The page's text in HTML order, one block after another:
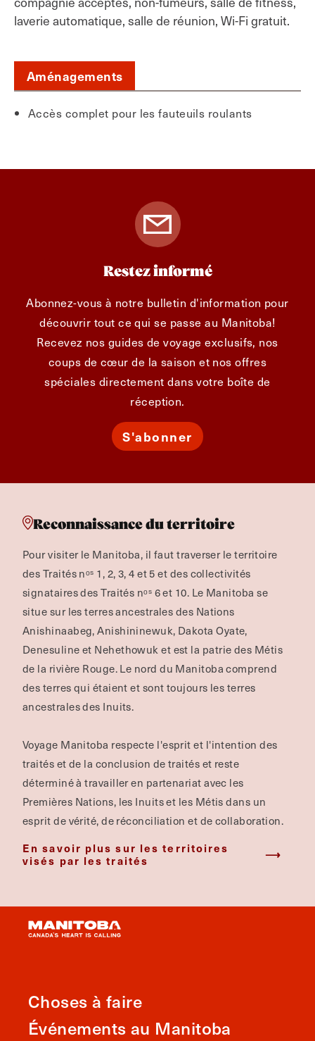
laverie automatique, salle de réunion, Wi-Fi gratuit.
Aménagements
Accès complet pour les fauteuils roulants
Restez informé
Abonnez-vous à notre bulletin d'information pour
découvrir tout ce qui se passe au Manitoba!
Recevez nos guides de voyage exclusifs, nos
coups de cœur de la saison et nos offres
spéciales directement dans votre boîte de
réception.
S'abonner
Reconnaissance du territoire
Pour visiter le Manitoba, il faut traverser le territoire
des Traités nᵒˢ 1, 2, 3, 4 et 5 et des collectivités
signataires des Traités nᵒˢ 6 et 10. Le Manitoba se
situe sur les terres ancestrales des Nations
Anishinaabeg, Anishininewuk, Dakota Oyate,
Denesuline et Nehethowuk et est la patrie des Métis
de la rivière Rouge.Le nord du Manitoba comprend
des terres qui étaient et sont toujours les terres
ancestrales des Inuits.
Voyage Manitoba respecte l'esprit et l'intention des
traités et de la conclusion de traités et reste
déterminé à travailler en partenariat avec les
Premières Nations, les Inuits et les Métis dans un
esprit de vérité, de réconciliation et de collaboration.
En savoir plus sur les territoires
visés par les traités
Choses à faire
Événements au Manitoba